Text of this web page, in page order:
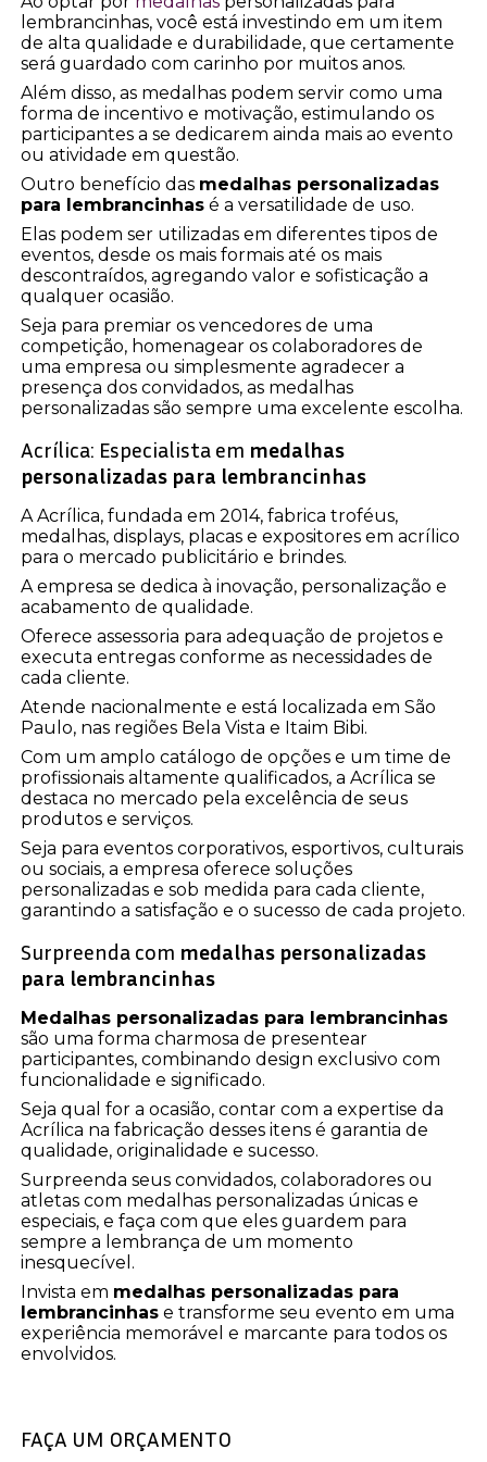
lembrancinhas, você está investindo em um item
de alta qualidade e durabilidade, que certamente
será guardado com carinho por muitos anos.
Além disso, as medalhas podem servir como uma
forma de incentivo e motivação, estimulando os
participantes a se dedicarem ainda mais ao evento
ou atividade em questão.
Outro benefício das medalhas personalizadas
para lembrancinhas é a versatilidade de uso.
Elas podem ser utilizadas em diferentes tipos de
eventos, desde os mais formais até os mais
descontraídos, agregando valor e sofisticação a
qualquer ocasião.
Seja para premiar os vencedores de uma
competição, homenagear os colaboradores de
uma empresa ou simplesmente agradecer a
presença dos convidados, as medalhas
personalizadas são sempre uma excelente escolha.
Acrílica: Especialista em medalhas
personalizadas para lembrancinhas
A Acrílica, fundada em 2014, fabrica troféus,
medalhas, displays, placas e expositores em acrílico
para o mercado publicitário e brindes.
A empresa se dedica à inovação, personalização e
acabamento de qualidade.
Oferece assessoria para adequação de projetos e
executa entregas conforme as necessidades de
cada cliente.
Atende nacionalmente e está localizada em São
Paulo, nas regiões Bela Vista e Itaim Bibi.
Com um amplo catálogo de opções e um time de
profissionais altamente qualificados, a Acrílica se
destaca no mercado pela excelência de seus
produtos e serviços.
Seja para eventos corporativos, esportivos, culturais
ou sociais, a empresa oferece soluções
personalizadas e sob medida para cada cliente,
garantindo a satisfação e o sucesso de cada projeto.
Surpreenda com medalhas personalizadas
para lembrancinhas
Medalhas personalizadas para lembrancinhas
são uma forma charmosa de presentear
participantes, combinando design exclusivo com
funcionalidade e significado.
Seja qual for a ocasião, contar com a expertise da
Acrílica na fabricação desses itens é garantia de
qualidade, originalidade e sucesso.
Surpreenda seus convidados, colaboradores ou
atletas com medalhas personalizadas únicas e
especiais, e faça com que eles guardem para
sempre a lembrança de um momento
inesquecível.
Invista em medalhas personalizadas para
lembrancinhas e transforme seu evento em uma
experiência memorável e marcante para todos os
envolvidos.
FAÇA UM ORÇAMENTO